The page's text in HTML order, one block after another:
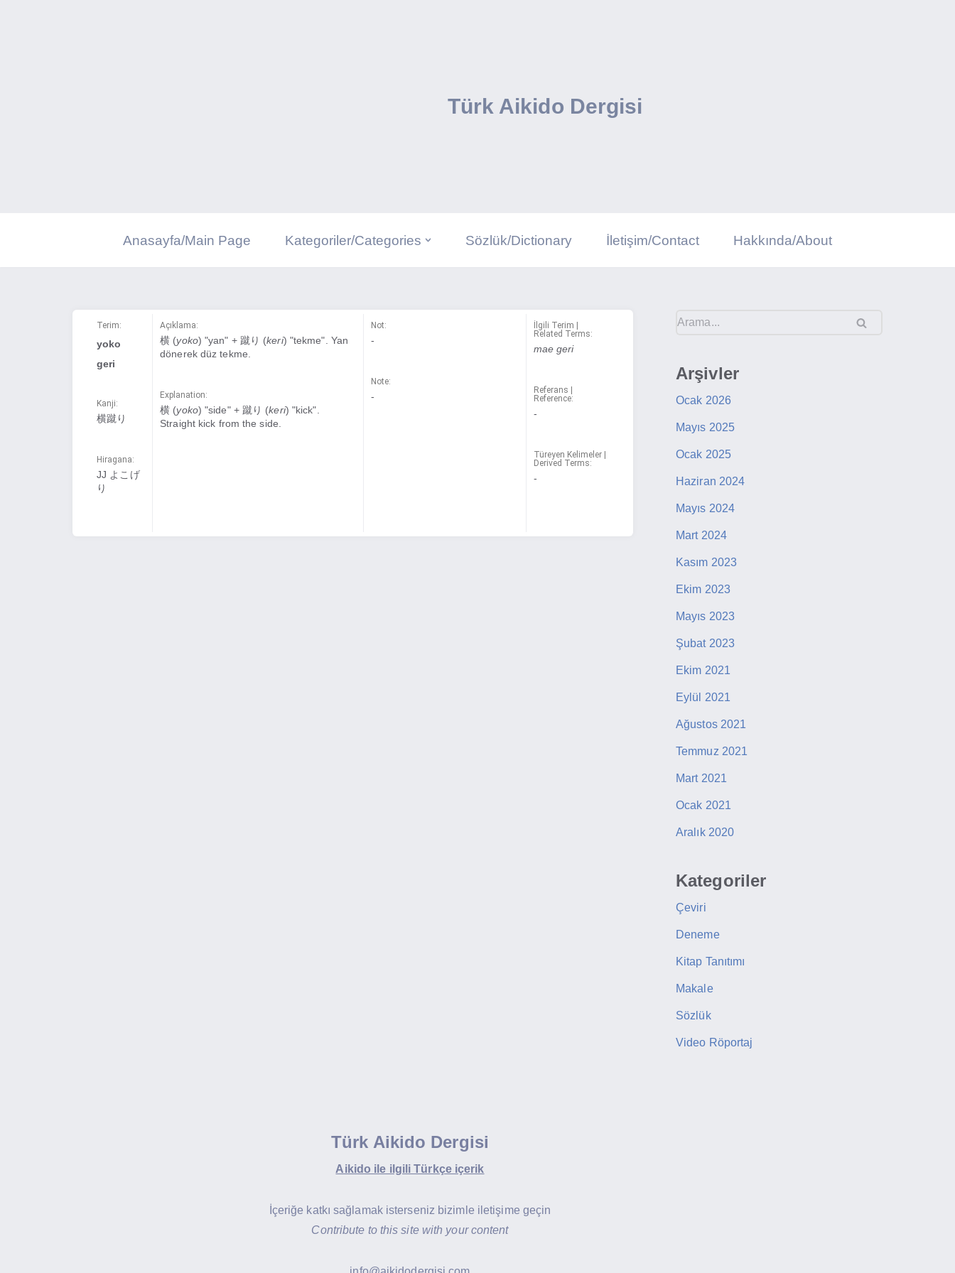
Türk Aikido Dergisi
Anasayfa/Main Page Kategoriler/Categories Sözlük/Dictionary İletişim/Contact Hakkında/About
Terim:
yoko
geri
Kanji:
横蹴り
Hiragana:
JJ よこげ
り
Açıklama:
横 (yoko) "yan" + 蹴り (keri) "tekme". Yan
dönerek düz tekme.
Explanation:
横 (yoko) "side" + 蹴り (keri) "kick".
Straight kick from the side.
Not:
-
Note:
-
İlgili Terim |
Related Terms:
mae geri
Referans |
Reference:
-
Türeyen Kelimeler |
Derived Terms:
-
Arşivler
Ocak 2026
Mayıs 2025
Ocak 2025
Haziran 2024
Mayıs 2024
Mart 2024
Kasım 2023
Ekim 2023
Mayıs 2023
Şubat 2023
Ekim 2021
Eylül 2021
Ağustos 2021
Temmuz 2021
Mart 2021
Ocak 2021
Aralık 2020
Kategoriler
Çeviri
Deneme
Kitap Tanıtımı
Makale
Sözlük
Video Röportaj
Türk Aikido Dergisi
Aikido ile ilgili Türkçe içerik
İçeriğe katkı sağlamak isterseniz bizimle iletişime geçin
Contribute to this site with your content